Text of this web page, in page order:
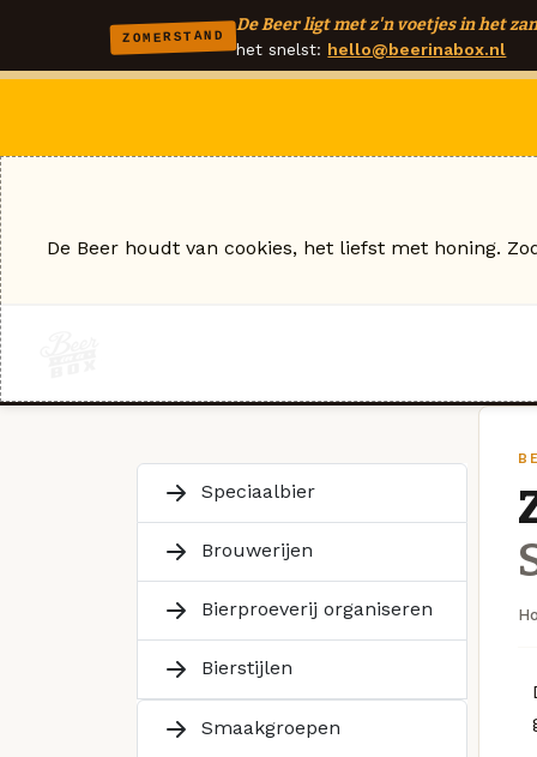
ZOMERSTAND
De Beer ligt met z'n voetjes in het
het snelst: hello@beerinabox.nl
Speciaalbier
Brouwerijen
Bierproeverij organiseren
Bierstijlen
Smaakgroepen
De Beer houdt van cookies, het liefst met honing.